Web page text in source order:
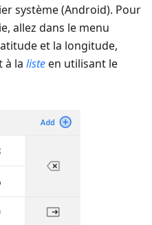
système (Android). Pour
allez dans le menu
et la longitude,
à la listeen utilisant le